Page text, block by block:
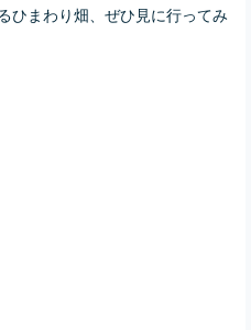
ひまわり畑、ぜひ見に行ってみ